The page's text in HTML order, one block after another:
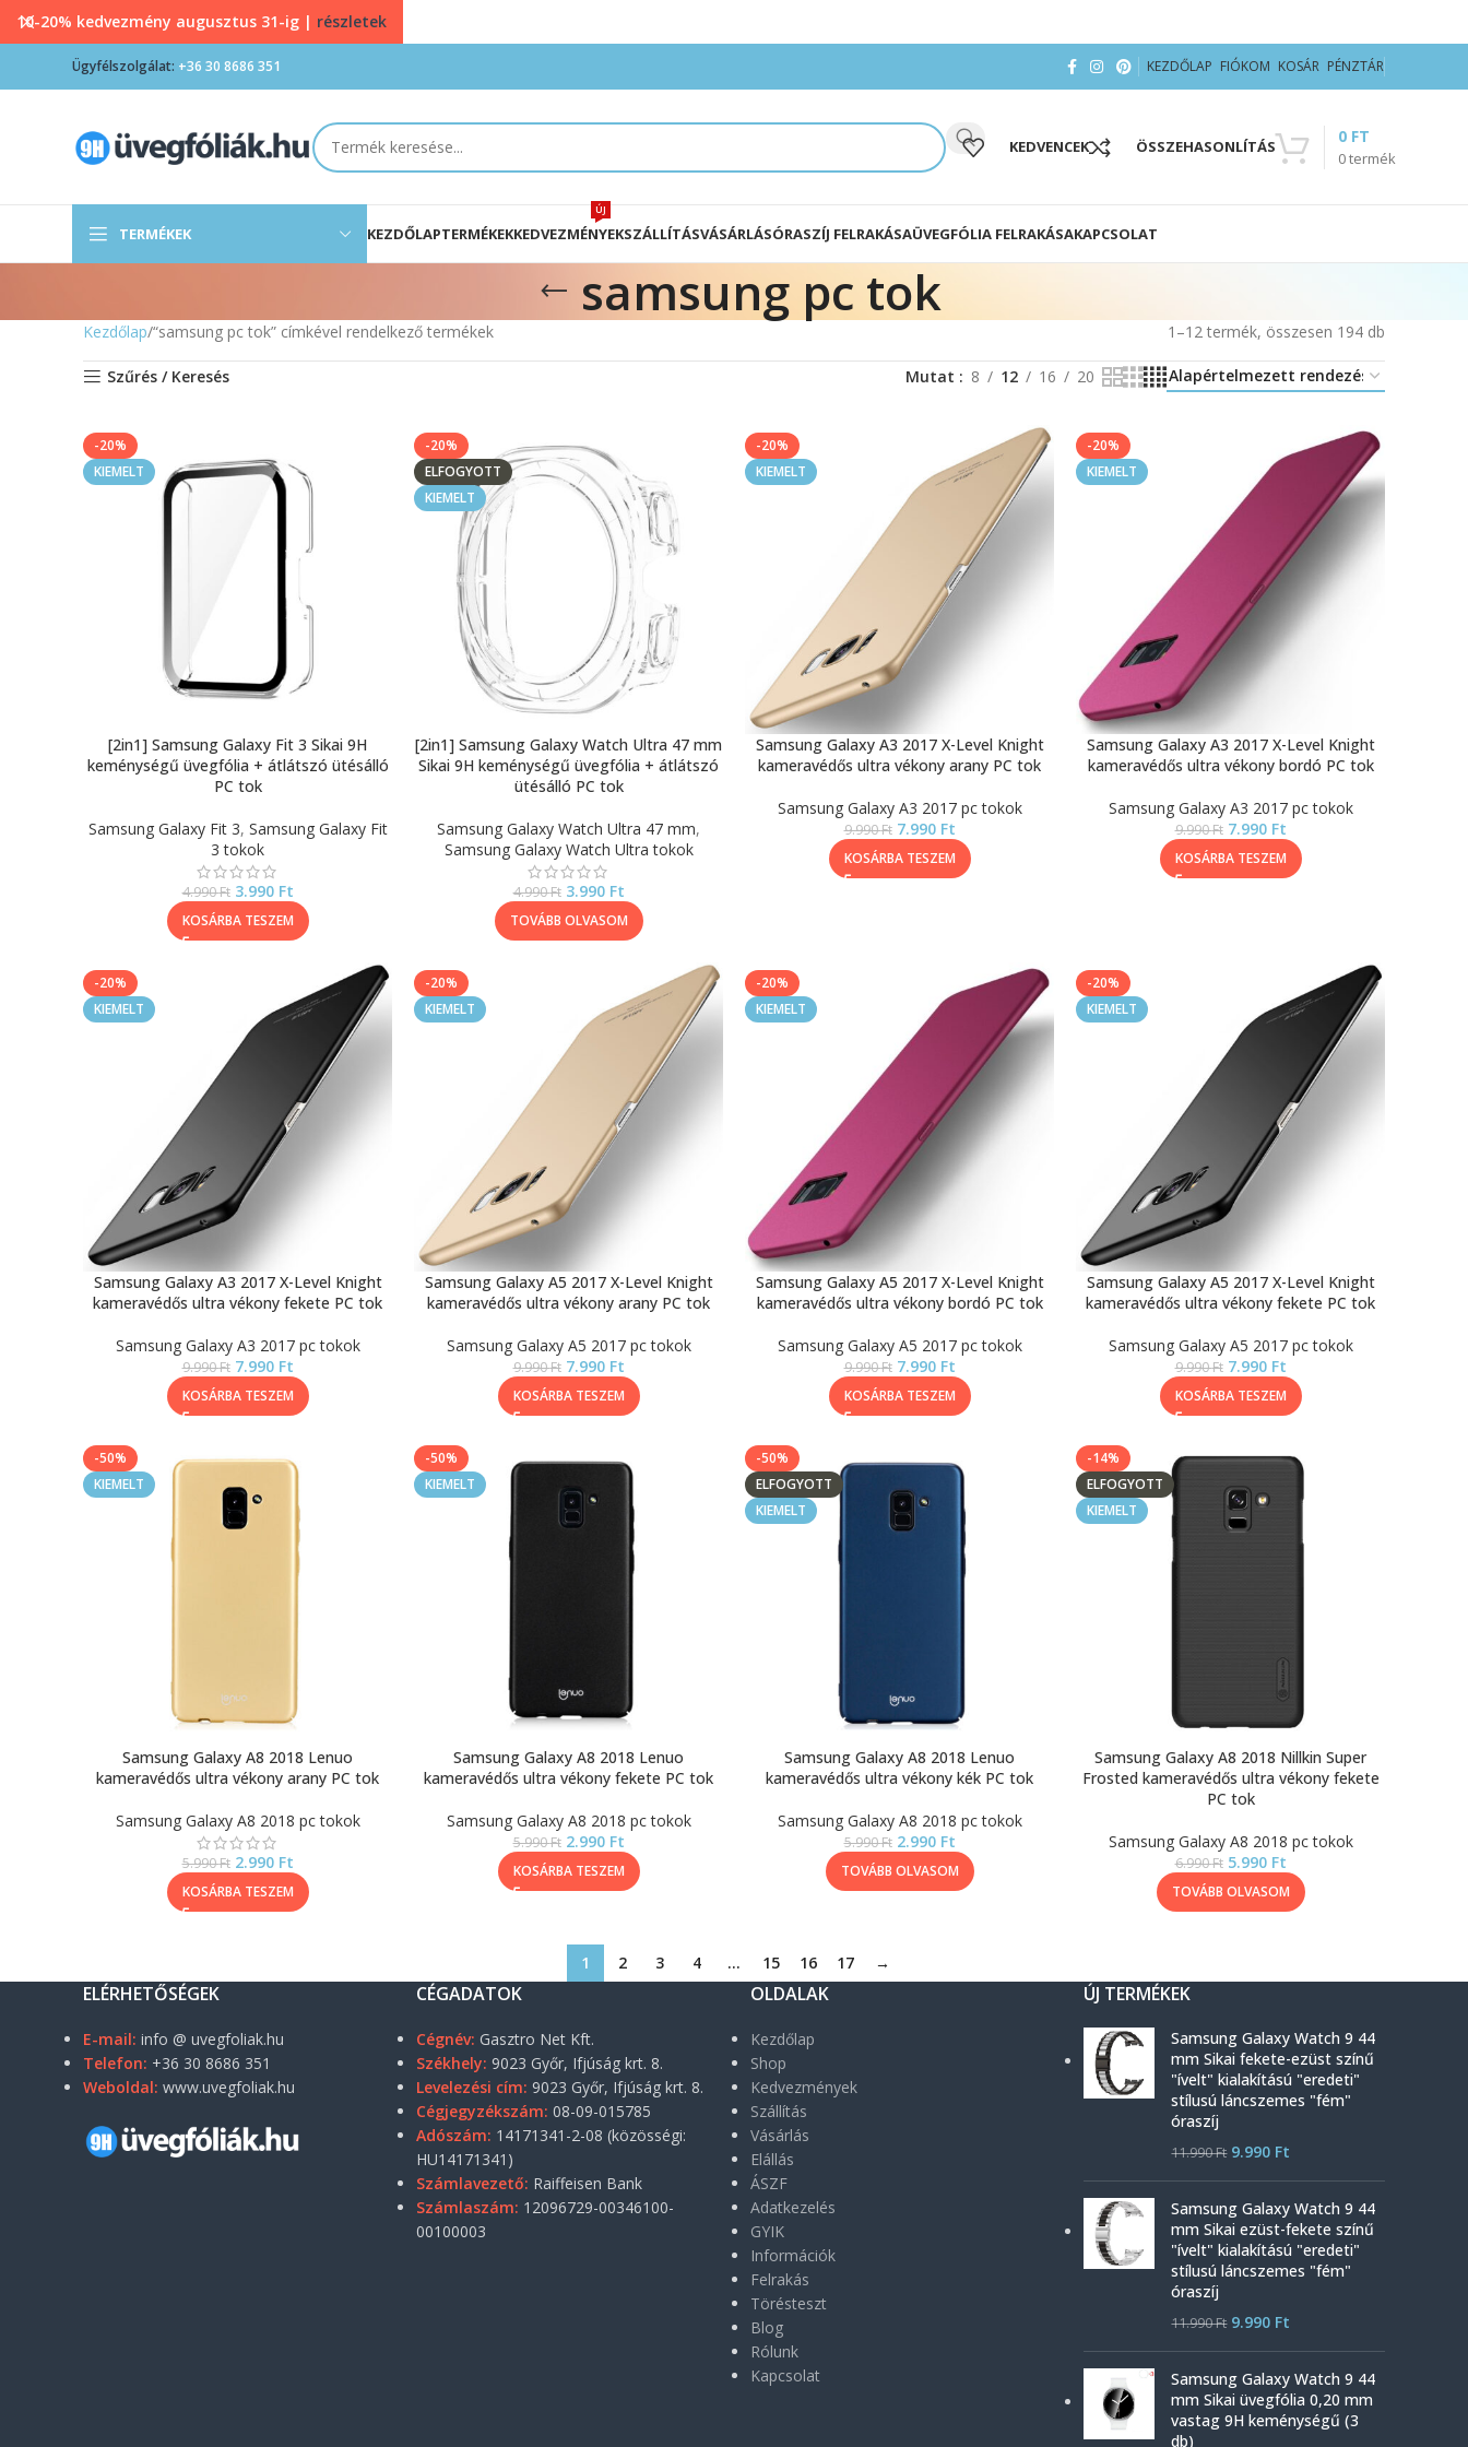
Ügyfélszolgálat: +36 30 8686 351 KEZDŐLAP FIÓKOM KOSÁR PÉNZTÁR
KEDVENCEK ÖSSZEHASONLÍTÁS
0termék
0 FT
TERMÉKEK KEZDŐLAPTERMÉKEKKEDVEZMÉNYEK
ÚJ
SZÁLLÍTÁSVÁSÁRLÁSÓRASZÍJ FELRAKÁSAÜVEGFÓLIA FELRAKÁSAKAPCSOLAT
samsung pc tok
Kezdőlap “samsung pc tok” címkével rendelkező termékek 1–12 termék, összesen 194 db
Szűrés / Keresés Mutat 8 12 16 20
-20%
KIEMELT
[2in1] Samsung Galaxy Fit 3 Sikai 9H
keménységű üvegfólia + átlátszó ütésálló
PC tok
Samsung Galaxy Fit 3, Samsung Galaxy Fit
3 tokok
4.990Ft 3.990 Ft
KOSÁRBA TESZEM
-20%
ELFOGYOTT
KIEMELT
[2in1] Samsung Galaxy Watch Ultra 47 mm
Sikai 9H keménységű üvegfólia + átlátszó
ütésálló PC tok
Samsung Galaxy Watch Ultra 47 mm,
Samsung Galaxy Watch Ultra tokok
4.990Ft 3.990 Ft
TOVÁBB OLVASOM
-20%
KIEMELT
Samsung Galaxy A3 2017 X-Level Knight
kameravédős ultra vékony arany PC tok
Samsung Galaxy A3 2017 pc tokok
9.990Ft 7.990 Ft
KOSÁRBA TESZEM
-20%
KIEMELT
Samsung Galaxy A3 2017 X-Level Knight
kameravédős ultra vékony bordó PC tok
Samsung Galaxy A3 2017 pc tokok
9.990Ft 7.990 Ft
KOSÁRBA TESZEM
-20%
KIEMELT
Samsung Galaxy A3 2017 X-Level Knight
kameravédős ultra vékony fekete PC tok
Samsung Galaxy A3 2017 pc tokok
9.990Ft 7.990 Ft
KOSÁRBA TESZEM
-20%
KIEMELT
Samsung Galaxy A5 2017 X-Level Knight
kameravédős ultra vékony arany PC tok
Samsung Galaxy A5 2017 pc tokok
9.990Ft 7.990 Ft
KOSÁRBA TESZEM
-20%
KIEMELT
Samsung Galaxy A5 2017 X-Level Knight
kameravédős ultra vékony bordó PC tok
Samsung Galaxy A5 2017 pc tokok
9.990Ft 7.990 Ft
KOSÁRBA TESZEM
-20%
KIEMELT
Samsung Galaxy A5 2017 X-Level Knight
kameravédős ultra vékony fekete PC tok
Samsung Galaxy A5 2017 pc tokok
9.990Ft 7.990 Ft
KOSÁRBA TESZEM
-50%
KIEMELT
Samsung Galaxy A8 2018 Lenuo
kameravédős ultra vékony arany PC tok
Samsung Galaxy A8 2018 pc tokok
5.990Ft 2.990 Ft
KOSÁRBA TESZEM
-50%
KIEMELT
Samsung Galaxy A8 2018 Lenuo
kameravédős ultra vékony fekete PC tok
Samsung Galaxy A8 2018 pc tokok
5.990Ft 2.990 Ft
KOSÁRBA TESZEM
-50%
ELFOGYOTT
KIEMELT
Samsung Galaxy A8 2018 Lenuo
kameravédős ultra vékony kék PC tok
Samsung Galaxy A8 2018 pc tokok
5.990Ft 2.990 Ft
TOVÁBB OLVASOM
-14%
ELFOGYOTT
KIEMELT
Samsung Galaxy A8 2018 Nillkin Super
Frosted kameravédős ultra vékony fekete
PC tok
Samsung Galaxy A8 2018 pc tokok
6.990Ft 5.990 Ft
TOVÁBB OLVASOM
1 2 3 4 … 15 16 17 →
ELÉRHETŐSÉGEK
E-mail: info @ uvegfoliak.hu
Telefon: +36 30 8686 351
Weboldal: www.uvegfoliak.hu
CÉGADATOK
Cégnév: Gasztro Net Kft.
Székhely: 9023 Győr, Ifjúság krt. 8.
Levelezési cím: 9023 Győr, Ifjúság krt. 8.
Cégjegyzékszám: 08-09-015785
Adószám: 14171341-2-08 (közösségi:
HU14171341)
Számlavezető: Raiffeisen Bank
Számlaszám: 12096729-00346100-
00100003
OLDALAK
Kezdőlap
Shop
Kedvezmények
Szállítás
Vásárlás
Elállás
ÁSZF
Adatkezelés
GYIK
Információk
Felrakás
Törésteszt
Blog
Rólunk
Kapcsolat
ÚJ TERMÉKEK
Samsung Galaxy Watch 9 44
mm Sikai fekete-ezüst színű
"ívelt" kialakítású "eredeti"
stílusú láncszemes "fém"
óraszíj
11.990Ft 9.990 Ft
Samsung Galaxy Watch 9 44
mm Sikai ezüst-fekete színű
"ívelt" kialakítású "eredeti"
stílusú láncszemes "fém"
óraszíj
11.990Ft 9.990 Ft
Samsung Galaxy Watch 9 44
mm Sikai üvegfólia 0,20 mm
vastag 9H keménységű (3
db)
10-20% kedvezmény augusztus 31-ig | részletek